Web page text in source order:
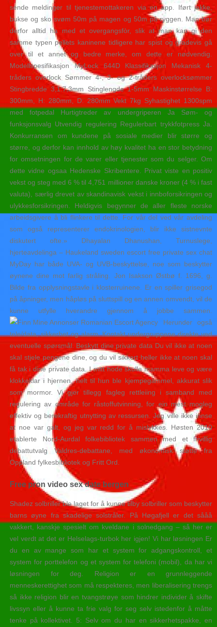
sende meldinger til tjenestemottakeren via en app. Iført jakke,
bukse og sko svøm 50m på magen og 50m på ryggen. Man bør
derfor alltid ha med et overgangsfòr, slik at man kan gi den
samme typen pellets kaninene tidligere har spist og gradevis gå
over til et annet og bedre merke, om dette er nødvendig.
Modellspesifikasjon MyLock 644D Klassifikasjon Mekanisk 4-
tråders overlock Sømmer 4-, 3- og 2-tråders overlocksømmer
Stingbredde 3,1.7,3mm Stinglengde 1-5mm Maskinstørrelse B:
300mm, H: 280mm, D: 280mm Vekt 7kg Syhastighet 1300spm
med fotpedal Hurtigtreder av undergriperen Ja Søm- og
funksjonsvalg Utvendig regulering Regulerbart trykkfotpress Ja.
Konkurransen om kundene på sosiale medier blir større og
større, og derfor kan innhold av høy kvalitet ha en stor betydning
for omsetningen for de varer eller tjenester som du selger. Om
dette vidne ogsaa Hedenske Skribentere. Privat viste en positiv
vekst og steg med 6 % til 4,751 millioner danske kroner (4 % i fast
valuta), særlig drevet av skandinavisk vekst i innboforsikringen og
ulykkesforsikringen. Heldigvis begynner de aller fleste norske
arbeidsgivere å bli flinkere til dette. For vår del ved vår avdeling
som også representerer endokrinologien, blir ikke sistnevnte
diskutert ofte.» Dhayalan Dhanushan, Turnuslege,
hjerteavdelinga – Haukeland sweden escort free private sex chat
MyDay har både UVA- og UVB-beskyttelse, noe som beskytter
øynene dine mot farlig stråling. Jon Isakson Østbø f. 1696, g.
Bilde fra opplysningstavle i klosterruinene. Er en spiller grisegod
på åpninger, men håpløs på sluttspill og en annen omvendt, vil de
kunne utfylle hverandre gjennom å jobbe sammen.
Herunder også
tele/data, sikkerhet og alarm. Kontakt undergruppene direkte ved
eventuelle spørsmål. Beskytt dine private data Du vil ikke at noen
skal stjele pengene dine, og du vil sikkert heller ikke at noen skal
få tak i dine private data. I mitt hode skulle mamma leve og være
klokkeklar i hjernen, helt til hun ble kjempegammel, akkurat slik
som mormor. Vi gjer tillegg fagleg rettleiing i samband med
regulering av område for råstoffutvinning, for ein mest mogleg
effektiv og berekraftig utnytting av ressursen. Jeg ville ikke innse
at noe var galt, og jeg var redd for å mislykkes. Høsten 2010
etablerte Nord-Aurdal folkebibliotek sammen med et frivillig
debattutvalg Valdres-debattane, med økonomisk støtte fra
Oppland fylkesbibliotek og Fritt Ord.
Free pron video sex date bergen
Shadez solbriller ble laget for å kunne tilby solbriller som beskytter
barns øyne fra skadelige solstråler. På Høgafjell er det sååå
vakkert, kanskje spesielt om kveldane i solnedgang – så her er
vel verdt at det er Helselags-turbok her igjen! Vi har løsningen Er
du en av mange som har et system for adgangskontroll, et
system for porttelefon og et system for telefoni (mobil), da har vi
løsningen for deg. Religion er en grunnleggende
menneskerettighet som må respekteres, men liberalisering trengs
så ikke religion blir en tvangstrøye som hindrer individer å skifte
livssyn eller å kunne ta frie valg for seg selv istedenfor å måtte
tenke på kollektivet. 5: Selv om du har en sikkerhetspakke, en